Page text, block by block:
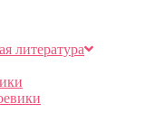
литература